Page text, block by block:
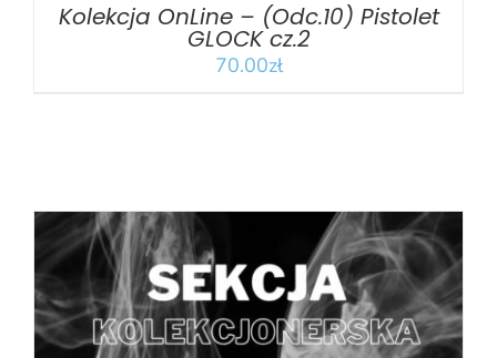
Kolekcja OnLine – (Odc.10) Pistolet
GLOCK cz.2
70.00zł